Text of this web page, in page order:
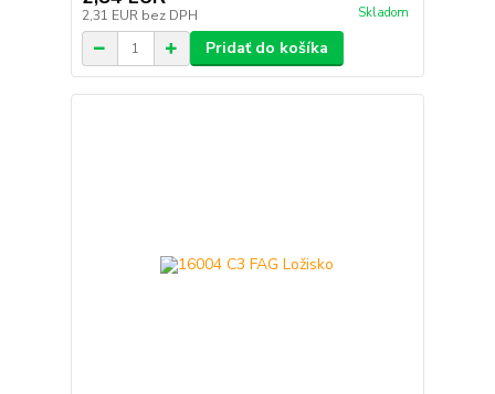
2,31 EUR bez DPH Skladom
Pridať do košíka